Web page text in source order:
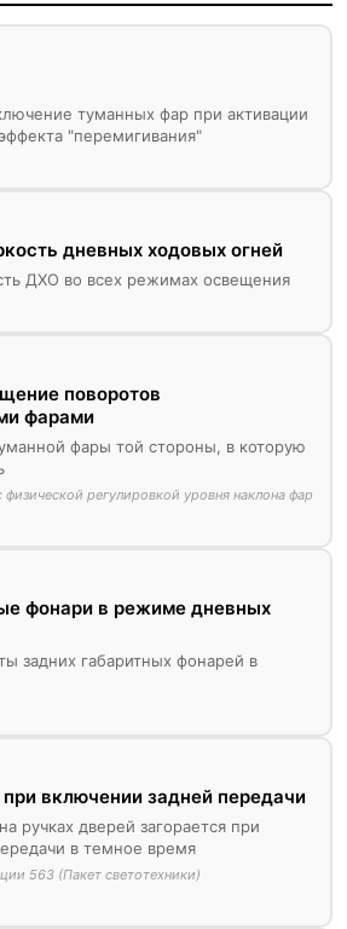
туманных фар при активации
"перемигивания"
дневных ходовых огней
ДХО во всех режимах освещения
поворотов
фарами
фары той стороны, в которую
регулировкой уровня наклона фар
фонари в режиме дневных
задних габаритных фонарей в
включении задней передачи
ручках дверей загорается при
в темное время
563 (Пакет светотехники)